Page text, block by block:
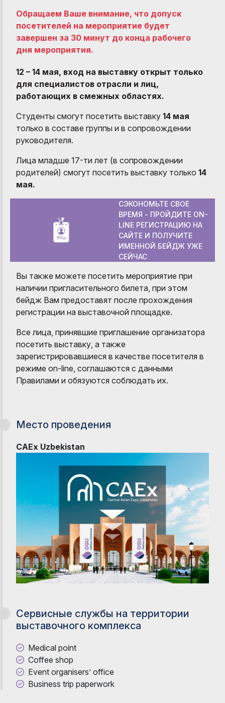
Обращаем Ваше внимание, что допуск
посетителей на мероприятие будет
завершен за 30 минут до конца рабочего
дня мероприятия.
12 – 14 мая, вход на выставку открыт только
для специалистов отрасли и лиц,
работающих в смежных областях.
Студенты смогут посетить выставку 14 мая
только в составе группы и в сопровождении
руководителя.
Лица младше 17-ти лет (в сопровождении
родителей) смогут посетить выставку только 14
мая.
СЭКОНОМЬТЕ СВОЕ
ВРЕМЯ - ПРОЙДИТЕ ON-
LINE РЕГИСТРАЦИЮ НА
САЙТЕ И ПОЛУЧИТЕ
ИМЕННОЙ БЕЙДЖ УЖЕ
СЕЙЧАС
Вы также можете посетить мероприятие при
наличии пригласительного билета, при этом
бейдж Вам предоставят после прохождения
регистрации на выставочной площадке.
Все лица, принявшие приглашение организатора
посетить выставку, а также
зарегистрировавшиеся в качестве посетителя в
режиме on-line, соглашаются с данными
Правилами и обязуются соблюдать их.
Место проведения
CAEx Uzbekistan
Сервисные службы на территории
выставочного комплекса
Medical point
Coffee shop
Event organisers’ office
Business trip paperwork